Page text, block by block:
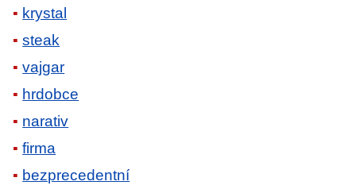
krystal
steak
vajgar
hrdobce
narativ
firma
bezprecedentní